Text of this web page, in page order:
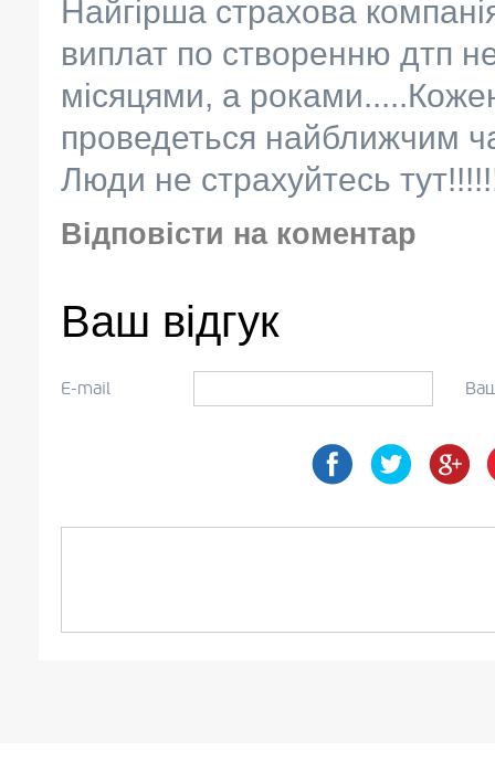
Найгірша страхова
виплат по створенню дтп
місяцями, а
проведеться найближчим
Люди не страхуйтесь
Відповісти на коментар
Ваш відгук
E-mail